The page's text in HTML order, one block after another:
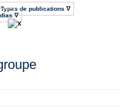
Types de publications ∇
∇